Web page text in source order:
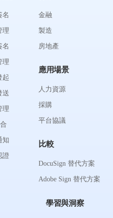
名
理
名
理
起
送
理
知
證
金融
製造
房地產
應用場景
人力資源
採購
平台協議
比較
DocuSign 替代方案
Adobe Sign 替代方案
學習與洞察